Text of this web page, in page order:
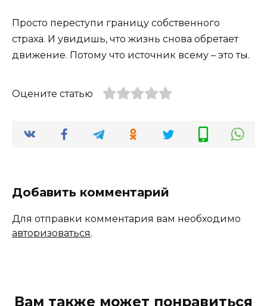
Просто переступи границу собственного
страха. И увидишь, что жизнь снова обретает
движение. Потому что источник всему – это ты.
Оцените статью
Добавить комментарий
Для отправки комментария вам необходимо
авторизоваться.
Вам также может понравиться